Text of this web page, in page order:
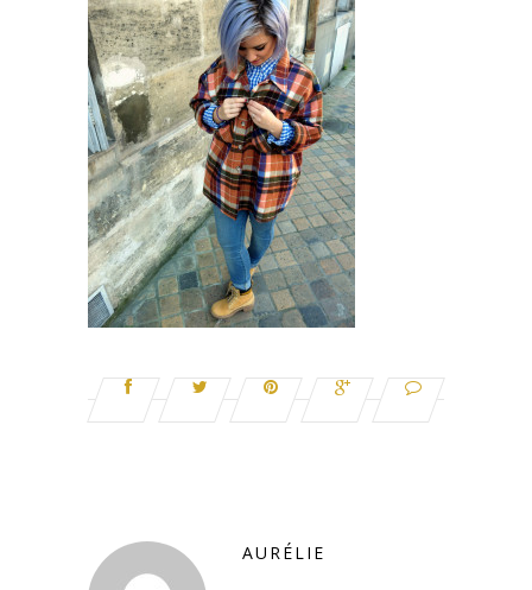
AURÉLIE